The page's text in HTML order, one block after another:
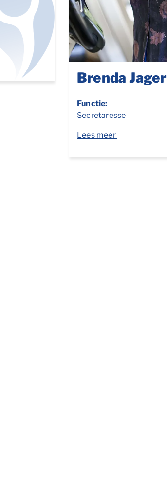
Brenda Jager
Functie:
Secretaresse
Lees meer